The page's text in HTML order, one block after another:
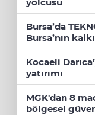
Bursa’da
Bursa’nın
Kocaeli
yatırımı
MGK'dan 8
bölgesel